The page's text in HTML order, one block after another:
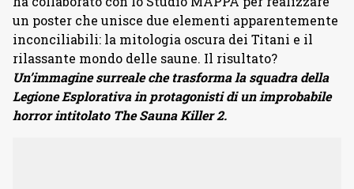
un poster che unisce due elementi apparentemente
inconciliabili: la mitologia oscura dei Titani e il
rilassante mondo delle saune. Il risultato?
Un’immagine surreale che trasforma la squadra della
Legione Esplorativa in protagonisti di un improbabile
horror intitolato The Sauna Killer 2.